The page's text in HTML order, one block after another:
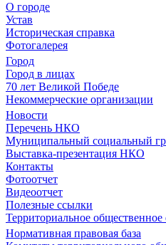
О городе
Устав
Историческая справка
Фотогалерея
Город
Город в лицах
70 лет Великой Победе
Некоммерческие организации
Новости
Перечень НКО
Муниципальный социальный
Выставка-презентация НКО
Контакты
Фотоотчет
Видеоотчет
Полезные ссылки
Территориальное общественное
Нормативная правовая база